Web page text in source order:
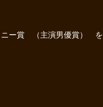
ニー賞 （主演男優賞） を